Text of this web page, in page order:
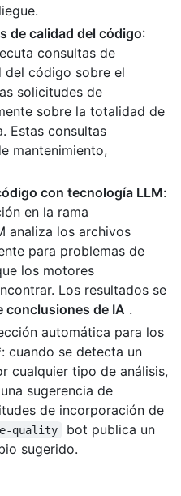
de calidad del código:
consultas de
del código sobre el
solicitudes de
sobre la totalidad de
Estas consultas
mantenimiento,
con tecnología LLM:
en la rama
analiza los archivos
para problemas de
los motores
Los resultados se
conclusiones de IA .
automática para los
cuando se detecta un
cualquier tipo de análisis,
sugerencia de
de incorporación de
quality
bot publica un
sugerido.